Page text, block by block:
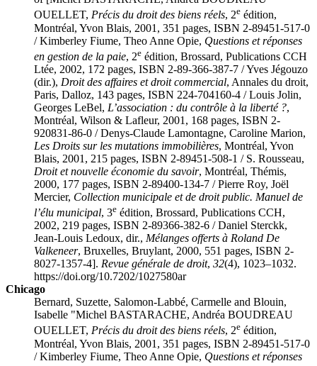
OUELLET, Précis du droit des biens réels, 2e édition,
Montréal, Yvon Blais, 2001, 351 pages, ISBN 2-89451-517-0
/ Kimberley Fiume, Theo Anne Opie, Questions et réponses
en gestion de la paie, 2e édition, Brossard, Publications CCH
Ltée, 2002, 172 pages, ISBN 2-89-366-387-7 / Yves Jégouzo
(dir.), Droit des affaires et droit commercial, Annales du droit,
Paris, Dalloz, 143 pages, ISBN 224-704160-4 / Louis Jolin,
Georges LeBel, L’association : du contrôle à la liberté ?,
Montréal, Wilson & Lafleur, 2001, 168 pages, ISBN 2-
920831-86-0 / Denys-Claude Lamontagne, Caroline Marion,
Les Droits sur les mutations immobilières, Montréal, Yvon
Blais, 2001, 215 pages, ISBN 2-89451-508-1 / S. Rousseau,
Droit et nouvelle économie du savoir, Montréal, Thémis,
2000, 177 pages, ISBN 2-89400-134-7 / Pierre Roy, Joël
Mercier, Collection municipale et de droit public. Manuel de
l’élu municipal, 3e édition, Brossard, Publications CCH,
2002, 219 pages, ISBN 2-89366-382-6 / Daniel Sterckk,
Jean-Louis Ledoux, dir., Mélanges offerts à Roland De
Valkeneer, Bruxelles, Bruylant, 2000, 551 pages, ISBN 2-
8027-1357-4]. Revue générale de droit, 32(4), 1023–1032.
https://doi.org/10.7202/1027580ar
Chicago
Bernard, Suzette, Salomon-Labbé, Carmelle and Blouin,
Isabelle "Michel BASTARACHE, Andréa BOUDREAU
OUELLET, Précis du droit des biens réels, 2e édition,
Montréal, Yvon Blais, 2001, 351 pages, ISBN 2-89451-517-0
/ Kimberley Fiume, Theo Anne Opie, Questions et réponses